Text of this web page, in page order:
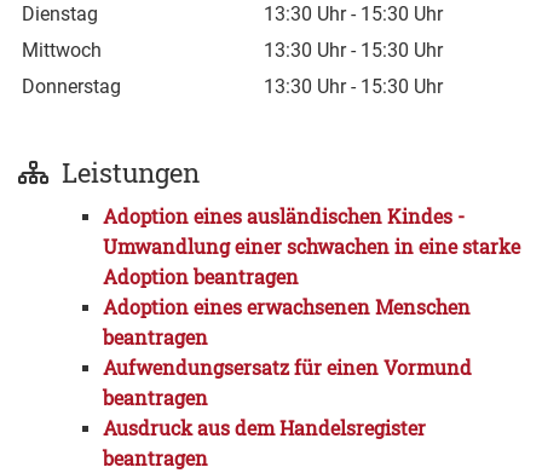
Dienstag
13:30 Uhr- 15:30 Uhr
Mittwoch
13:30 Uhr- 15:30 Uhr
Donnerstag
13:30 Uhr- 15:30 Uhr
Leistungen
Adoption eines ausländischen Kindes -
Umwandlung einer schwachen in eine starke
Adoption beantragen
Adoption eines erwachsenen Menschen
beantragen
Aufwendungsersatz für einen Vormund
beantragen
Ausdruck aus dem Handelsregister
beantragen